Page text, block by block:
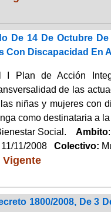
De 14 De Octubre
Con Discapacidad En
I Plan de Acción
de las
niñas y mujeres con
como destinataria a
Social. Ambito
11/2008Colectivo:
Vigente
1800/2008, De 3